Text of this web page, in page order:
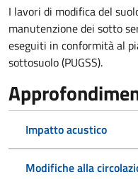
I lavori di modifica del
manutenzione dei sotto
eseguiti in conformità al
sottosuolo (PUGSS).
Impatto acustico
Modifiche alla